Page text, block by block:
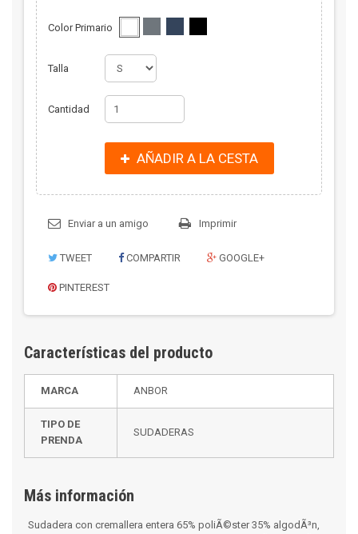
Color Primario
Talla
Cantidad
AÑADIR A LA CESTA
Enviar a un amigo Imprimir
TWEET COMPARTIR GOOGLE+
PINTEREST
Características del producto
MARCA ANBOR
TIPO DE
PRENDA
SUDADERAS
Más información
Sudadera con cremallera entera 65% poliÃ©ster 35% algodÃ³n,